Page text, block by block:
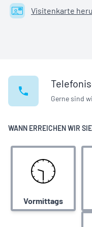
Visitenkarte
Gerne sind
WANN ERREICHEN WIR
Vormittags